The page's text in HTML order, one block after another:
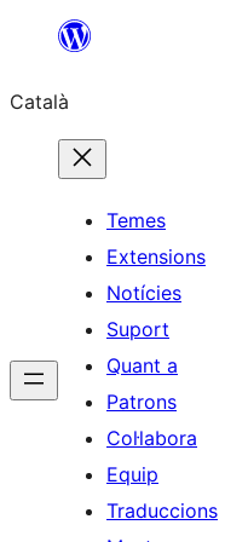
contingut
Català
Temes
Extensions
Notícies
Suport
Quant a
Patrons
Col·labora
Equip
Traduccions